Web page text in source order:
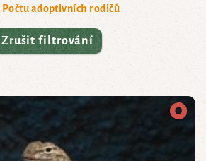
Počtu adoptivních rodičů
Zrušit filtrování